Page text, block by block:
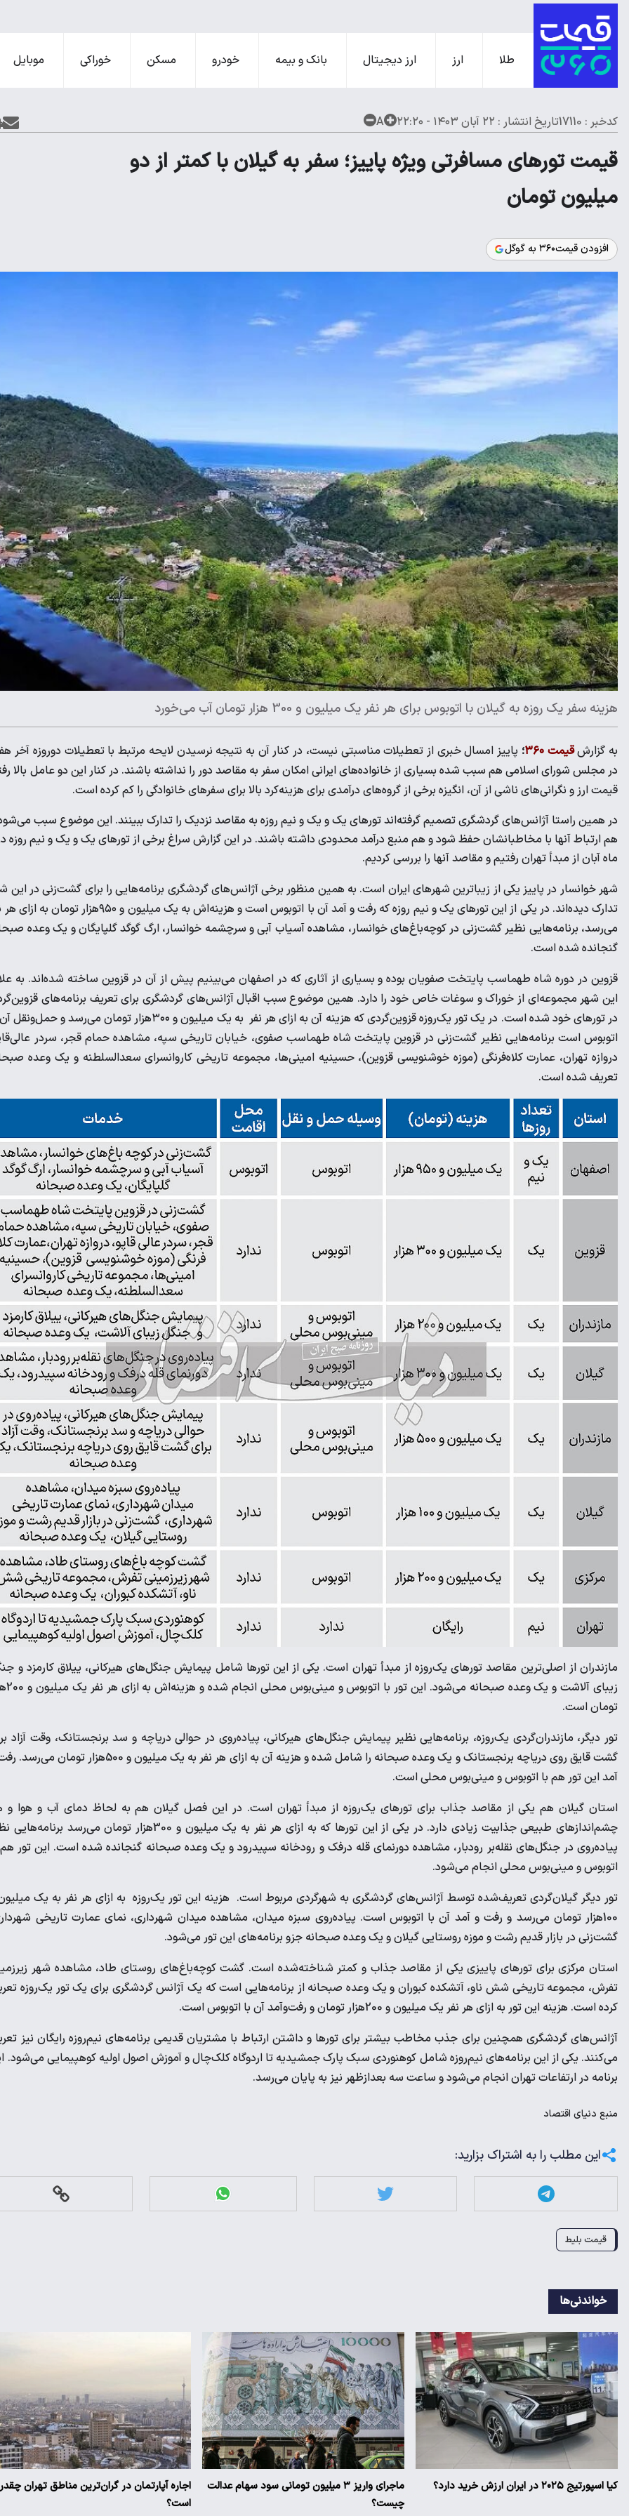
طلا ارز ارز دیجیتال بانک و بیمه خودرو مسکن خوراکی موبایل
کدخبر : 17110 تاریخ انتشار : ۲۲ آبان ۱۴۰۳ - ۲۲:۲۰ A
قیمت تورهای مسافرتی ویژه پاییز؛ سفر به گیلان با کمتر از دو
میلیون تومان
افزودن قیمت۳۶۰ به گوگل
هزینه سفر یک روزه به گیلان با اتوبوس برای هر نفر یک میلیون و 300 هزار تومان آب می‌خورد
به گزارشقیمت ۳۶۰ ؛ پاییز امسال خبری از تعطیلات مناسبتی نیست، در کنار آن به نتیجه نرسیدن لایحه مرتبط با تعطیلات دو‌روزه آخر
در مجلس شورای اسلامی هم سبب شده بسیاری از خانواده‌های ایرانی امکان سفر به مقاصد دور را نداشته باشند. در کنار این دو عامل بالا
قیمت ارز و نگرانی‌های ناشی از آن، انگیزه برخی از گروه‌های درآمدی برای هزینه‌کرد بالا برای سفرهای خانوادگی را کم کرده است.
در همین راستا آژانس‌های گردشگری تصمیم گرفته‌اند تورهای یک و یک و نیم روزه به مقاصد نزدیک را تدارک ببینند. این موضوع سبب
هم ارتباط آنها با مخاطبانشان حفظ شود و هم منبع درآمد محدودی داشته باشند. در این گزارش سراغ برخی از تورهای یک و یک و نیم روزه
ماه آبان از مبدأ تهران رفتیم و مقاصد آنها را بررسی کردیم.
شهر خوانسار در پاییز یکی از زیباترین شهرهای ایران است. به همین منظور برخی آژانس‌های گردشگری برنامه‌هایی را برای گشت‌زنی در این
تدارک دیده‌اند. در یکی از این تورهای یک و نیم روزه که رفت و آمد آن با اتوبوس است و هزینه‌اش به یک میلیون و ۹۵۰‌هزار
می‌رسد، برنامه‌هایی نظیر گشت‌زنی در کوچه‌باغ‌‌‌های خوانسار، مشاهده آسیاب آبی و سرچشمه خوانسار، ارگ گوگد گلپایگان و یک وعده
گنجانده شده است.
قزوین در دوره شاه طهماسب پایتخت صفویان بوده و بسیاری از آثاری که در اصفهان می‌بینیم پیش از آن در قزوین ساخته شده‌اند. به
این شهر مجموعه‌ای از خوراک و سوغات خاص خود را دارد. همین موضوع سبب اقبال آژانس‌های گردشگری برای تعریف برنامه‌های
در تورهای خود شده است. در یک تور یک‌روزه قزوین‌گردی که هزینه آن به ازای هر نفر به یک میلیون و ۳۰۰‌هزار تومان می‌رسد و
اتوبوس است برنامه‌هایی نظیر گشت‌زنی در قزوین پایتخت شاه طهماسب صفوی، خیابان تاریخی سپه، مشاهده حمام قجر، سر‌در
دروازه تهران، عمارت کلاه‌فرنگی (موزه خوشنویسی قزوین)، حسینیه امینی‌‌‌ها، مجموعه تاریخی کاروانسرای سعد‌السلطنه و یک وعده
تعریف شده است.
مازندران از اصلی‌ترین مقاصد تورهای یک‌روزه از مبدأ تهران است. یکی از این تورها شامل پیمایش جنگل‌های هیرکانی، ییلاق کارمزد و
زیبای آلاشت و یک وعده
تومان است.
تور دیگر، مازندران‌گردی یک‌روزه، برنامه‌هایی نظیر پیمایش جنگل‌های هیرکانی، پیاده‌روی در حوالی دریاچه و سد برنجستانک، وقت آزاد
گشت قایق روی دریاچه برنجستانک و یک وعده صبحانه را شامل شده و هزینه آن به ازای هر نفر به یک میلیون و 500‌هزار
آمد این تور هم با اتوبوس و مینی‌بوس محلی است.
استان گیلان هم یکی از مقاصد جذاب برای تورهای یک‌روزه از مبدأ تهران است. در این فصل گیلان هم به لحاظ دمای آب و هوا و
چشم‌اندازهای طبیعی جذابیت زیادی دارد. در یکی از این تورها که به ازای هر نفر به یک میلیون و 300‌هزار تومان می‌رسد
پیاده‌‌‌روی در جنگل‌‌‌های نقله‌‌‌بر رودبار، مشاهده دورنمای قله درفک و رودخانه سپیدرود و یک وعده صبحانه گنجانده شده است. این تور هم
اتوبوس و مینی‌بوس محلی انجام می‌شود.
تور دیگر گیلان‌گردی تعریف‌شده توسط آژانس‌های گردشگری به شهرگردی مربوط است. هزینه این تور یک‌روزه به ازای هر نفر به یک
100‌هزار تومان می‌رسد و رفت و آمد آن با اتوبوس است. پیاده‌روی سبزه میدان، مشاهده میدان شهرداری، نمای عمارت تاریخی
گشت‌زنی در بازار قدیم رشت و موزه روستایی گیلان و یک وعده صبحانه جزو برنامه‌های این تور می‌شود.
استان مرکزی برای تورهای پاییزی یکی از مقاصد جذاب و کمتر شناخته‌شده است. گشت کوچه‌باغ‌های روستای طاد، مشاهده شهر
تفرش، مجموعه تاریخی شش ناو، آتشکده کبوران و یک و‌عده صبحانه از برنامه‌هایی است که یک آژانس گردشگری برای یک تور یک‌روزه
کرده است. هزینه این تور به ازای هر نفر یک میلیون و 200‌هزار تومان و رفت‌وآمد آن با اتوبوس است.
آژانس‌های گردشگری همچنین برای جذب مخاطب بیشتر برای تورها و داشتن ارتباط با مشتریان قدیمی برنامه‌های نیم‌روزه رایگان نیز
می‌کنند. یکی از این برنامه‌های نیم‌روزه شامل کوهنوردی سبک پارک جمشیدیه تا اردوگاه کلک‌چال و آموزش اصول اولیه کوهپیمایی می‌شود.
برنامه در ارتفاعات تهران انجام می‌شود و ساعت سه بعدازظهر نیز به پایان می‌رسد.
منبع دنیای اقتصاد
این مطلب را به اشتراک بزارید:
قیمت بلیط
خواندنی‌ها
کیا اسپورتیج ۲۰۲۵ در ایران ارزش خرید دارد؟
ماجرای واریز ۳ میلیون تومانی سود سهام عدالت
چیست؟
اجاره آپارتمان در گران‌ترین مناطق تهران چقدر
است؟